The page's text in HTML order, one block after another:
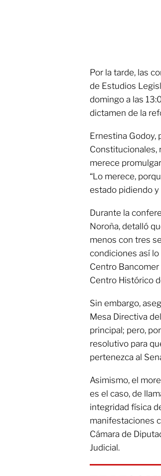
Por la tarde, las
de Estudios
domingo a las
dictamen de la
Ernestina Godoy,
Constitucionales,
merece
“Lo merece,
estado pidiendo y
Durante la
Noroña, detalló
menos con tres
condiciones así
Centro Bancomer
Centro Histórico
Sin embargo,
Mesa Directiva
principal; pero,
resolutivo para
pertenezca al
Asimismo, el
es el caso, de
integridad física
manifestaciones
Cámara de
Judicial.